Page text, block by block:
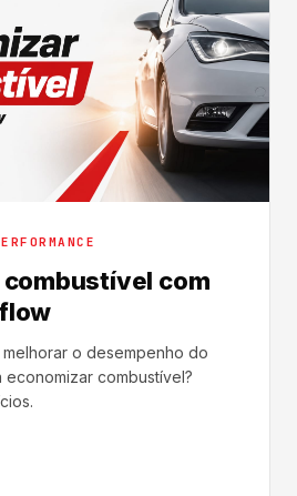
combustível com
o desempenho do
combustível?